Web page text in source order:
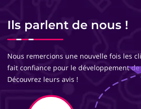
Ils parlent de nous !
Nous remercions une nouvelle fois les
fait confiance pour le développement
Découvrez leurs avis !